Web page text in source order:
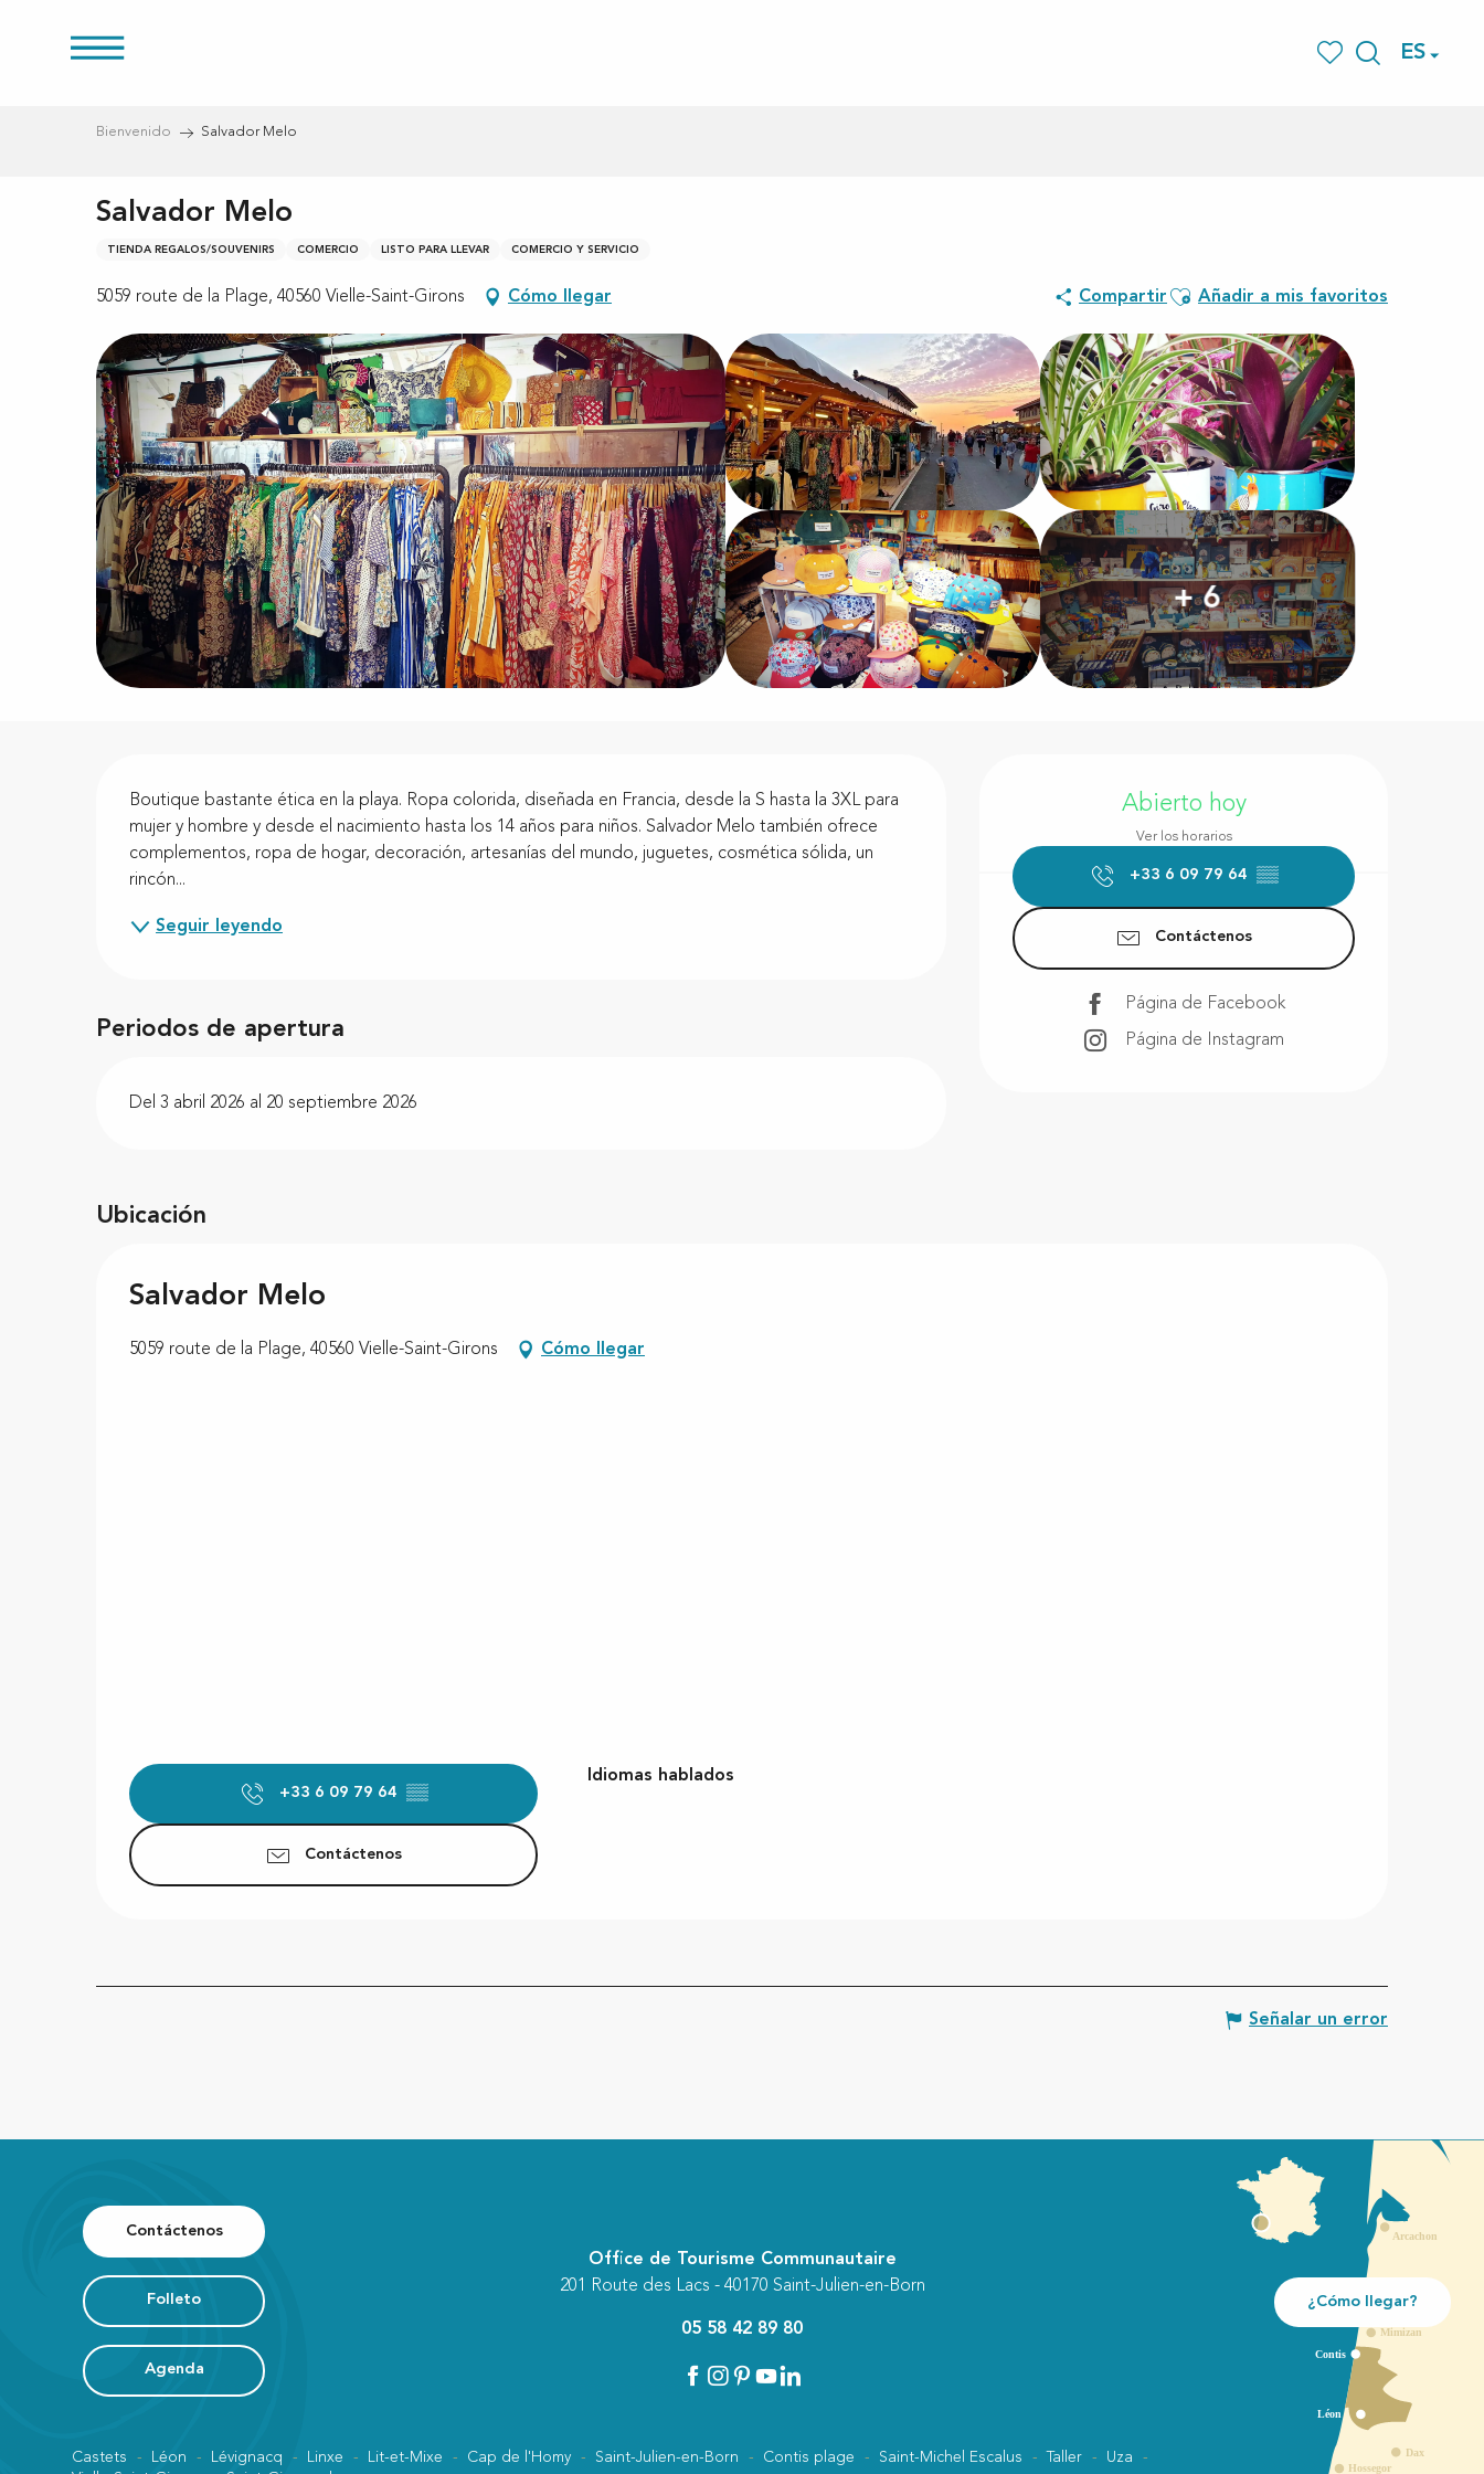
ES
Bienvenido Salvador Melo
Salvador Melo
TIENDA REGALOS/SOUVENIRS COMERCIO LISTO PARA LLEVAR COMERCIO Y SERVICIO
5059 route de la Plage, 40560 Vielle-Saint-Girons Cómo llegar Compartir Ajouter aux favoris
Añadir a mis favoritos
+ 6
Horarios y datos de
Abierto hoy
Ver los horarios
+33 6 09 79 64 ▒▒
Contáctenos
Página de Facebook
Página de Instagram
Descripción
Boutique bastante ética en la playa. Ropa colorida, diseñada en Francia, desde la S hasta la 3XL para
mujer y hombre y desde el nacimiento hasta los 14 años para niños. Salvador Melo también ofrece
complementos, ropa de hogar, decoración, artesanías del mundo, juguetes, cosmética sólida, un
rincón...
Seguir leyendo
Periodos de apertura
Del 3 abril 2026 al 20 septiembre 2026
Ubicación
Salvador Melo
5059 route de la Plage, 40560 Vielle-Saint-Girons Cómo llegar
+33 6 09 79 64 ▒▒
Contáctenos
Idiomas hablados
Idiomas hablados
Señalar un error
Contáctenos
Folleto
Agenda
Office de Tourisme Communautaire
201 Route des Lacs - 40170 Saint-Julien-en-Born
05 58 42 89 80
¿Cómo llegar?
Castets Léon Lévignacq Linxe Lit-et-Mixe Cap de l'Homy Saint-Julien-en-Born Contis plage Saint-Michel Escalus Taller
Uza